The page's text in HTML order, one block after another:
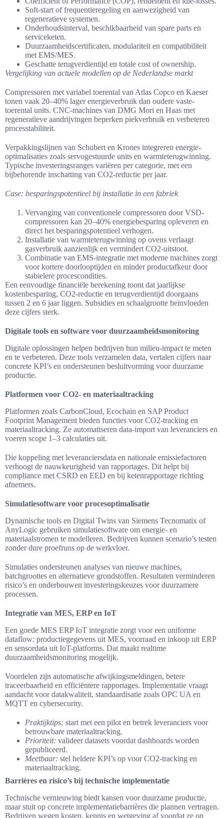
Soft-start of frequentieregeling en aanwezigheid van
regeneratieve systemen.
Onderhoudsinterval, beschikbaarheid van spare parts en
serviceketen.
Duurzaamheidscertificaten, modulariteit en compatibiliteit
met EMS/MES.
Geschatte terugverdientijd en totale cost of ownership.
Vergelijking van actuele modellen op de Nederlandse markt
Compressoren met variabel toerental van Atlas Copco en Kaeser
tonen vaak 20–40% lager energieverbruik dan oudere vaste-
toerental units. CNC-machines van DMG Mori en Haas met
regeneratieve aandrijvingen beperken piekverbruik en verbeteren
processtabiliteit.
Verpakkingslijnen van Schubert en Krones integreren energie-
optimalisaties zoals servogestuurde units en warmteterugwinning.
Typische investeringsranges variëren per categorie, met een
bijbehorende inschatting van CO2-reductie per jaar.
Case: besparingspotentieel bij installatie in een fabriek
Vervanging van conventionele compressoren door VSD-
compressoren kan 20–40% energiebesparing opleveren en
direct het besparingspotentieel verhogen.
Installatie van warmteterugwinning op ovens verlaagt
gasverbruik aanzienlijk en vermindert CO2-uitstoot.
Combinatie van EMS-integratie met moderne machines zorgt
voor kortere doorlooptijden en minder productafkeur door
stabielere procescondities.
Een eenvoudige financiële berekening toont dat jaarlijkse
kostenbesparing, CO2-reductie en terugverdientijd doorgaans
tussen 2 en 6 jaar liggen. Subsidies en schaalgrootte beïnvloeden
deze cijfers sterk.
Digitale tools en software voor duurzaamheidsmonitoring
Digitale oplossingen helpen bedrijven hun milieu-impact te meten
en te verbeteren. Deze tools verzamelen data, vertalen cijfers naar
concrete KPI’s en ondersteunen besluitvorming voor duurzame
productie.
Platformen voor CO2- en materiaaltracking
Platformen zoals CarbonCloud, Ecochain en SAP Product
Footprint Management bieden functies voor CO2-tracking en
materiaaltracking. Ze automatiseren data-import van leveranciers en
voeren scope 1–3 calculaties uit.
Die koppeling met leveranciersdata en nationale emissiefactoren
verhoogt de nauwkeurigheid van rapportages. Dit helpt bij
compliance met CSRD en EED en bij ketenrapportage richting
afnemers.
Simulatiesoftware voor procesoptimalisatie
Dynamische tools en Digital Twins van Siemens Tecnomatix of
AnyLogic gebruiken simulatiesoftware om energie- en
materiaalstromen te modelleren. Bedrijven kunnen scenario’s testen
zonder dure proefruns op de werkvloer.
Simulaties ondersteunen analyses van nieuwe machines,
batchgroottes en alternatieve grondstoffen. Resultaten verminderen
risico’s en onderbouwen investeringskeuzes voor duurzamere
processen.
Integratie van MES, ERP en IoT
Een goede MES ERP IoT integratie zorgt voor een uniforme
dataflow: productiegegevens uit MES, voorraad en inkoop uit ERP
en sensordata uit IoT-platforms. Dat maakt realtime
duurzaamheidsmonitoring mogelijk.
Voordelen zijn automatische afwijkingsmeldingen, betere
traceerbaarheid en efficiëntere rapportages. Implementatie vraagt
aandacht voor datakwaliteit, standaardisatie zoals OPC UA en
MQTT en cybersecurity.
Praktijktips: start met een pilot en betrek leveranciers voor
betrouwbare materiaaltracking.
Prioriteit: valideer datasets voordat dashboards worden
gepubliceerd.
Meetbaar: stel heldere KPI’s op voor CO2-tracking en
materiaaltracking.
Barrières en risico’s bij technische implementatie
Technische vernieuwing biedt kansen voor duurzame productie,
maar stuit op concrete implementatiebarrières die plannen vertragen.
Bedrijven wegen kosten, kennis en wetgeving af voordat ze op